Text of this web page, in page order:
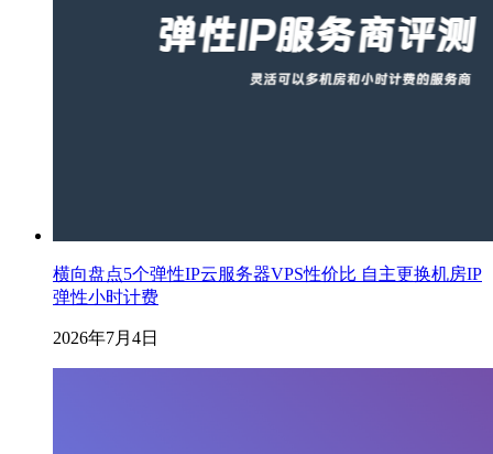
横向盘点5个弹性IP云服务器VPS性价比 自主更换机房IP
弹性小时计费
2026年7月4日